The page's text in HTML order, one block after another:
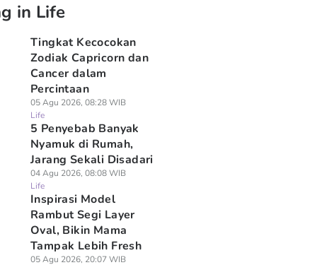
in Life
Tingkat Kecocokan
Zodiak Capricorn dan
Cancer dalam
Percintaan
05 Agu 2026, 08:28 WIB
Life
5 Penyebab Banyak
Nyamuk di Rumah,
Jarang Sekali Disadari
04 Agu 2026, 08:08 WIB
Life
Inspirasi Model
Rambut Segi Layer
Oval, Bikin Mama
Tampak Lebih Fresh
05 Agu 2026, 20:07 WIB